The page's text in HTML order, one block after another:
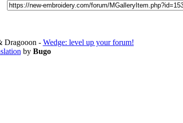
Dragooon - Wedge: level up your forum!
by Bugo